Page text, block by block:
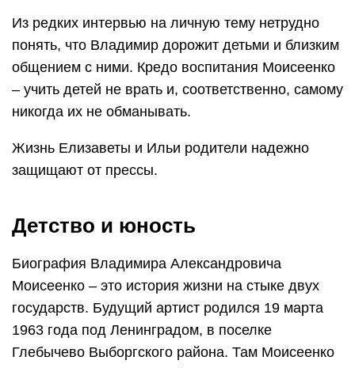
Из редких интервью на личную тему нетрудно
понять, что Владимир дорожит детьми и близким
общением с ними. Кредо воспитания Моисеенко
– учить детей не врать и, соответственно, самому
никогда их не обманывать.
Жизнь Елизаветы и Ильи родители надежно
защищают от прессы.
Детство и юность
Биография Владимира Александровича
Моисеенко – это история жизни на стыке двух
государств. Будущий артист родился 19 марта
1963 года под Ленинградом, в поселке
Глебычево Выборгского района. Там Моисеенко